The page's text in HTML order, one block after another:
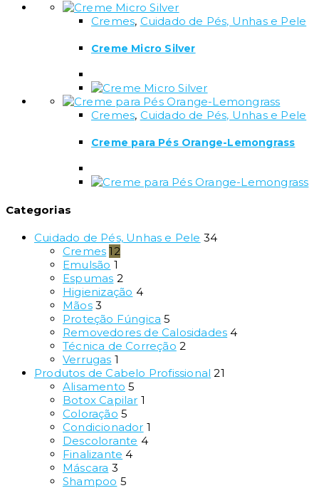
Cremes, Cuidado de Pés, Unhas e Pele
Creme Micro Silver
Cremes, Cuidado de Pés, Unhas e Pele
Creme para Pés Orange-Lemongrass
Categorias
Cuidado de Pés, Unhas e Pele 34
Cremes 12
Emulsão 1
Espumas 2
Higienização 4
Mãos 3
Proteção Fúngica 5
Removedores de Calosidades 4
Técnica de Correção 2
Verrugas 1
Produtos de Cabelo Profissional 21
Alisamento 5
Botox Capilar 1
Coloração 5
Condicionador 1
Descolorante 4
Finalizante 4
Máscara 3
Shampoo 5